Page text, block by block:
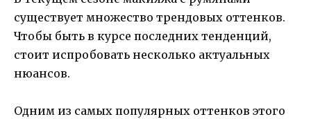
существует множество трендовых оттенков.
Чтобы быть в курсе последних тенденций,
стоит испробовать несколько актуальных
нюансов.
Одним из самых популярных оттенков этого